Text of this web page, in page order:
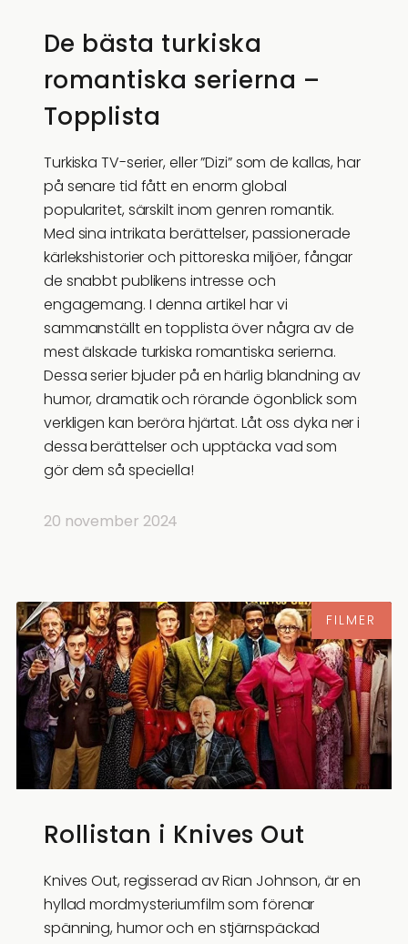
De bästa turkiska
romantiska serierna –
Topplista
Turkiska TV-serier, eller ”Dizi” som de kallas, har
på senare tid fått en enorm global
popularitet, särskilt inom genren romantik.
Med sina intrikata berättelser, passionerade
kärlekshistorier och pittoreska miljöer, fångar
de snabbt publikens intresse och
engagemang. I denna artikel har vi
sammanställt en topplista över några av de
mest älskade turkiska romantiska serierna.
Dessa serier bjuder på en härlig blandning av
humor, dramatik och rörande ögonblick som
verkligen kan beröra hjärtat. Låt oss dyka ner i
dessa berättelser och upptäcka vad som
gör dem så speciella!
20 november 2024
FILMER
Rollistan i Knives Out
Knives Out, regisserad av Rian Johnson, är en
hyllad mordmysteriumfilm som förenar
spänning, humor och en stjärnspäckad